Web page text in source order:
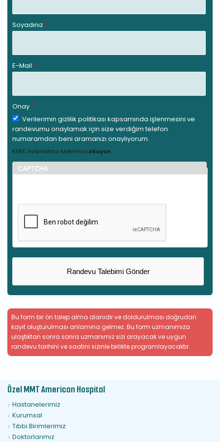
Soyadınız *
E-Mail *
Onay *
Verilerimin gizlilik politikası kapsamında işlenmesini ve
randevumu onaylamak için size verdiğim telefon
numaramdan beni aramanızı onaylıyorum.
KVKK Aydınlatma Metnimizi okuyun
CAPTCHA
Bu form bir ön talep alma alanıdır ve doldurulması doğrudan
kayıt oluşturulması anlamına gelmez. Bu form uzmanımıza
ulaştıktan sonra sonra uzmanımız sizi arayacak ve uygun
randevu tarihini ve saatini sizinle birlikte programlayacaktır.
Özel MMT American Hospital
Hastanelerimiz
Kurumsal
Tıbbi Birimlerimiz
Doktorlarımız